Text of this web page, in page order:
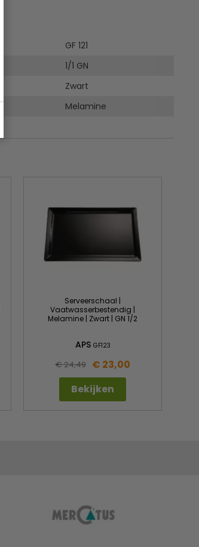
GF 121
1/1 GN
Zwart
Melamine
Serveerschaal |
Vaatwasserbestendig |
Melamine | Zwart | GN 1/2
APS GF123
€ 24,49
€ 23,00
Bekijken